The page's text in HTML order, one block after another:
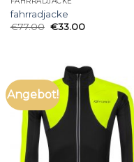
fahrradjacke
€77.00 €33.00
Angebot!